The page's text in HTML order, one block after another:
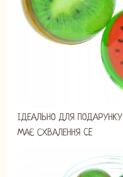
ІДЕАЛЬНО ДЛЯ ПОДАРУНКУ
МАЄ СХВАЛЕННЯ CE